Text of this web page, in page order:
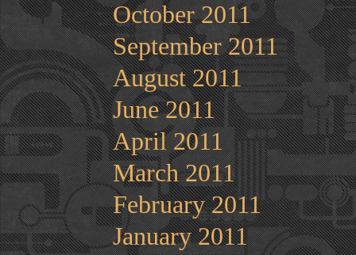
October 2011
September 2011
August 2011
June 2011
April 2011
March 2011
February 2011
January 2011